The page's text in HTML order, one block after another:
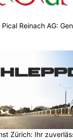
Reinach AG:
Zürich: Ihr